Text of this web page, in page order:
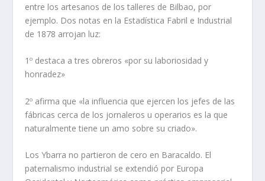
entre los artesanos de los talleres de Bilbao, por
ejemplo. Dos notas en la Estadí­stica Fabril e Industrial
de 1878 arrojan luz:
1º destaca a tres obreros «por su laboriosidad y
honradez»
2º afirma que «la influencia que ejercen los jefes de las
fábricas cerca de los jornaleros u operarios es la que
naturalmente tiene un amo sobre su criado».
Los Ybarra no partieron de cero en Baracaldo. El
paternalismo industrial se extendió por Europa